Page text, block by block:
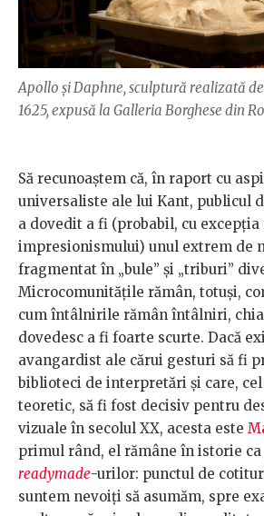
Apollo și Daphne, sculptură realizată
1625, expusă la Galleria Borghese din
Să recunoaştem că, în raport cu
universaliste ale lui Kant, publicul
a dovedit a fi (probabil, cu
impresionismului) unul extrem de
fragmentat în „bule” şi „triburi”
Microcomunităţile rămân, totuşi,
cum întâlnirile rămân întâlniri,
dovedesc a fi foarte scurte. Dacă
avangardist ale cărui gesturi să fi
biblioteci de interpretări şi care,
teoretic, să fi fost decisiv pentru
vizuale în secolul XX, acesta este
primul rând, el rămâne în istorie ca
readymade-urilor: punctul de
suntem nevoiţi să asumăm, spre